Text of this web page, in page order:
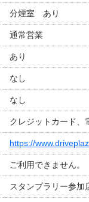
分煙室 あり
通常営業
あり
なし
なし
クレジットカード
https://
ご利用できません。
スタンプラリー参加